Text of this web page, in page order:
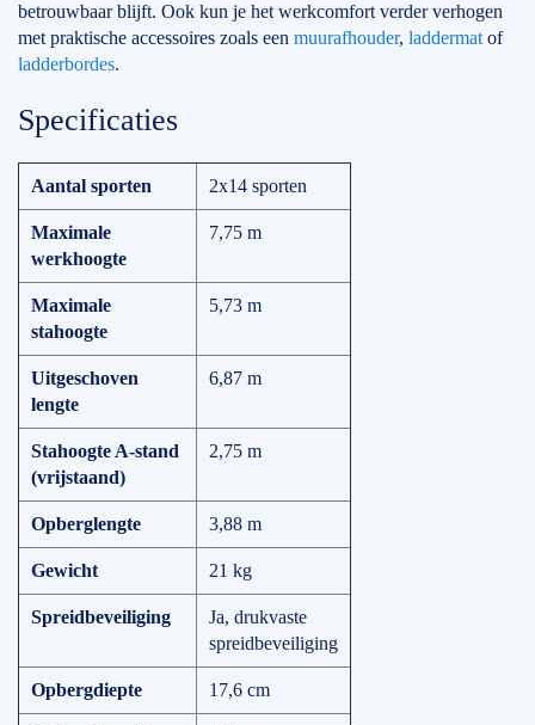
betrouwbaar blijft. Ook kun je het werkcomfort verder verhogen
met praktische accessoires zoals een muurafhouder, laddermat of
ladderbordes.
Specificaties
Aantal sporten 2x14 sporten
Maximale
werkhoogte
7,75 m
Maximale
stahoogte
5,73 m
Uitgeschoven
lengte
6,87 m
Stahoogte A-stand
(vrijstaand)
2,75 m
Opberglengte 3,88 m
Gewicht 21 kg
Spreidbeveiliging
Ja, drukvaste
spreidbeveiliging
Opbergdiepte 17,6 cm